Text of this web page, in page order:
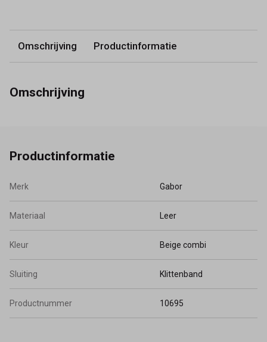
Omschrijving Productinformatie
Omschrijving
Productinformatie
Merk Gabor
Materiaal Leer
Kleur Beige combi
Sluiting Klittenband
Productnummer 10695